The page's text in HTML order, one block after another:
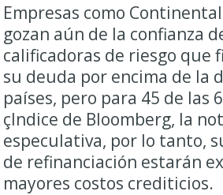
Empresas como
gozan aún de la confianza
calificadoras de riesgo que
su deuda por encima de la
países, pero para 45 de las
çIndice de Bloomberg, la
especulativa, por lo tanto,
de refinanciación estarán
mayores costos crediticios.